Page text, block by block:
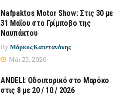
Nafpaktos Motor Show: Στις 30 με
31 Μαΐου στο Γρίμποβο της
Ναυπάκτου
By Μάρκος Καπετανάκης
Μάι 25, 2026
ANDELI: Οδοιπορικό στο Μαρόκο
στις 8 με 20 / 10 / 2026